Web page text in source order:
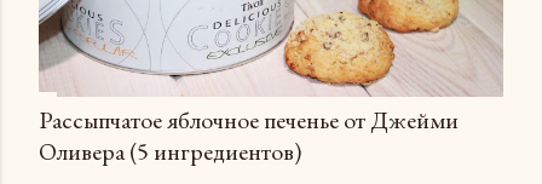
Рассыпчатое яблочное печенье от Джейми
Оливера (5 ингредиентов)